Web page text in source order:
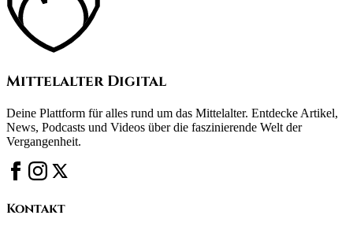
Mittelalter Digital
Deine Plattform für alles rund um das Mittelalter. Entdecke Artikel,
News, Podcasts und Videos über die faszinierende Welt der
Vergangenheit.
Kontakt